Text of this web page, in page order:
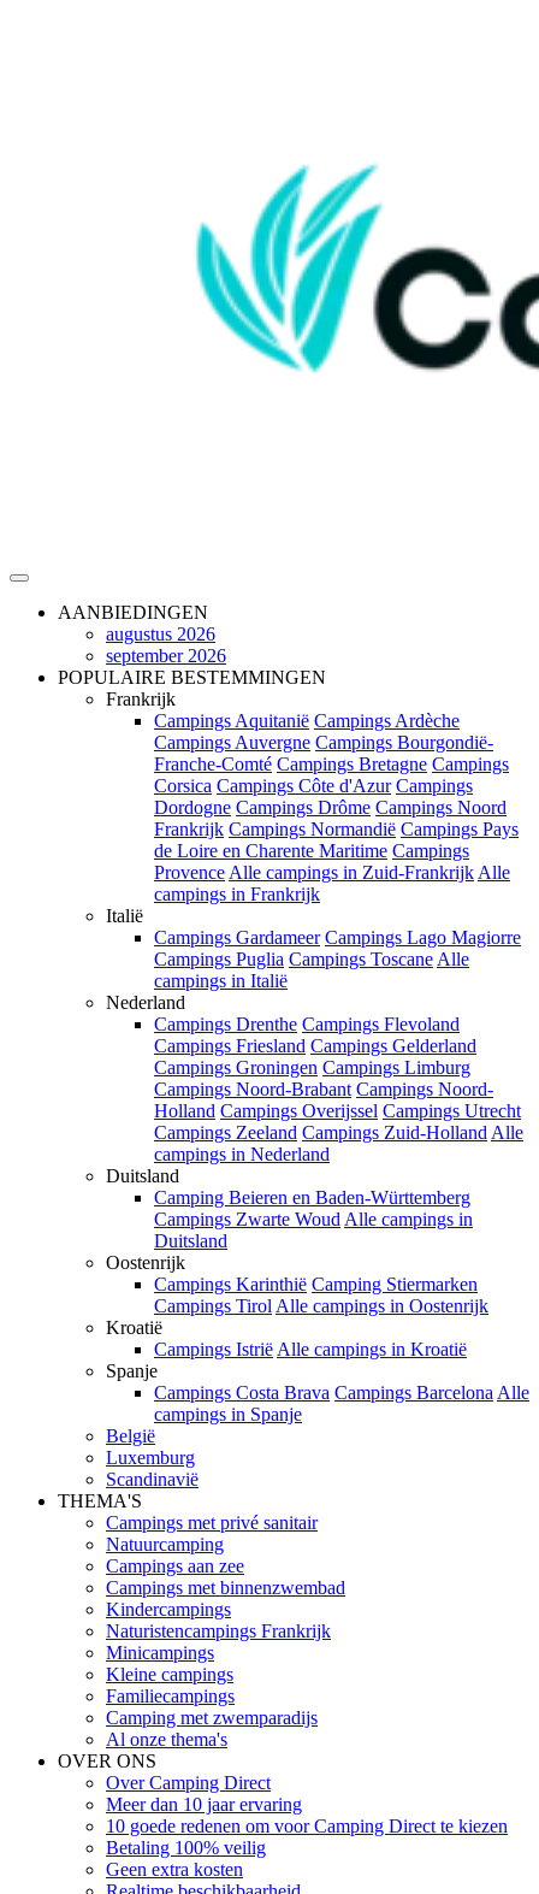
AANBIEDINGEN
augustus 2026
september 2026
POPULAIRE BESTEMMINGEN
Frankrijk
Campings Aquitanië Campings Ardèche
Campings Auvergne Campings Bourgondië-
Franche-Comté Campings Bretagne Campings
Corsica Campings Côte d'Azur Campings
Dordogne Campings Drôme Campings Noord
Frankrijk Campings Normandië Campings Pays
de Loire en Charente Maritime Campings
Provence Alle campings in Zuid-Frankrijk Alle
campings in Frankrijk
Italië
Campings Gardameer Campings Lago Magiorre
Campings Puglia Campings Toscane Alle
campings in Italië
Nederland
Campings Drenthe Campings Flevoland
Campings Friesland Campings Gelderland
Campings Groningen Campings Limburg
Campings Noord-Brabant Campings Noord-
Holland Campings Overijssel Campings Utrecht
Campings Zeeland Campings Zuid-Holland Alle
campings in Nederland
Duitsland
Camping Beieren en Baden-Württemberg
Campings Zwarte Woud Alle campings in
Duitsland
Oostenrijk
Campings Karinthië Camping Stiermarken
Campings Tirol Alle campings in Oostenrijk
Kroatië
Campings Istrië Alle campings in Kroatië
Spanje
Campings Costa Brava Campings Barcelona Alle
campings in Spanje
België
Luxemburg
Scandinavië
THEMA'S
Campings met privé sanitair
Natuurcamping
Campings aan zee
Campings met binnenzwembad
Kindercampings
Naturistencampings Frankrijk
Minicampings
Kleine campings
Familiecampings
Camping met zwemparadijs
Al onze thema's
OVER ONS
Over Camping Direct
Meer dan 10 jaar ervaring
10 goede redenen om voor Camping Direct te kiezen
Betaling 100% veilig
Geen extra kosten